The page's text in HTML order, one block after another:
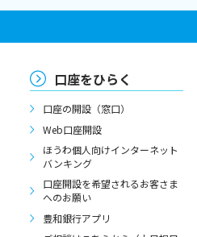
口座をひらく
口座の開設（窓口）
Web口座開設
ほうわ個人向けインターネット
バンキング
口座開設を希望されるお客さま
へのお願い
豊和銀行アプリ